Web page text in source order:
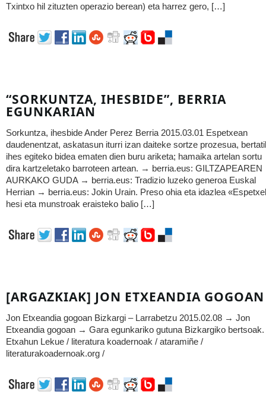
Txintxo hil zituzten operazio berean) eta harrez gero, […]
“SORKUNTZA, IHESBIDE”, BERRIA
EGUNKARIAN
Sorkuntza, ihesbide Ander Perez Berria 2015.03.01 Espetxean
daudenentzat, askatasun iturri izan daiteke sortze prozesua,
ihes egiteko bidea ematen dien buru ariketa; hamaika artelan sortu
dira kartzeletako barroteen artean. → berria.eus: GILTZAPEAREN
AURKAKO GUDA → berria.eus: Tradizio luzeko generoa Euskal
Herrian → berria.eus: Jokin Urain. Preso ohia eta idazlea
hesi eta munstroak eraisteko balio […]
[ARGAZKIAK] JON ETXEANDIA GOGOAN
Jon Etxeandia gogoan Bizkargi – Larrabetzu 2015.02.08 → Jon
Etxeandia gogoan → Gara egunkariko gutuna Bizkargiko bertsoak.
Etxahun Lekue / literatura koadernoak / ataramiñe /
literaturakoadernoak.org /